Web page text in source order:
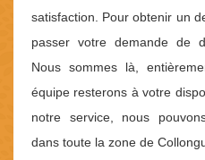
satisfaction. Pour obtenir un
passer votre demande de
Nous sommes là,
équipe resterons à votre
notre service, nous
dans toute la zone de